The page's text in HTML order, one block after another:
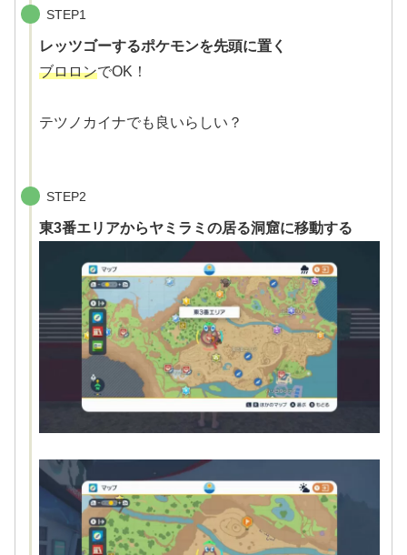
STEP1
レッツゴーするポケモンを先頭に置く
ブロロンでOK！
テツノカイナでも良いらしい？
STEP2
東3番エリアからヤミラミの居る洞窟に移動する